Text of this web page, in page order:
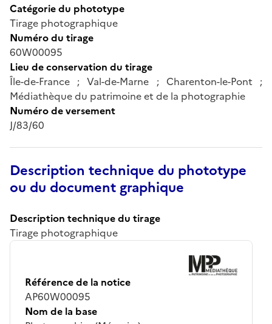
Catégorie du phototype
Tirage photographique
Numéro du tirage
60W00095
Lieu de conservation du tirage
Île-de-France ; Val-de-Marne ; Charenton-le-Pont ;
Médiathèque du patrimoine et de la photographie
Numéro de versement
J/83/60
Description technique du phototype
ou du document graphique
Description technique du tirage
Tirage photographique
Référence de la notice
AP60W00095
Nom de la base